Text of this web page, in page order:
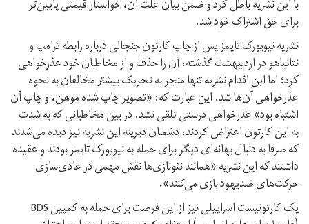
با این نشریه باطل کرد و ضمن بیان علت آن، خواستار قیمتی پایین‌تر
برای حق اشتراک خود شد.
نشریه نیویورک تایمز پس از چاپ کارتون جنجالی درباره رابطه ترامپ و
نتانیاهو در اردیبهشت‌ گذشته، آن را حذف و از مخاطبان خود عذرخواهی
کرد؛ اما این اقدام نشریه تنها منجر به تحریک بیشتر مخالفان به نحوه
عذرخواهی آن‌ها شد. این عبارت که: «تصویر چاپ شده موهن، و چاپ آن
اشتباه بود» عذرخواهی درستی تلقی نشد. در بین مخاطبانی که به شدت
به این کارتون اعتراض کردند، دشمنان دیرینه این نشریه نیز دیده می‌شدند
که صرفا به دنبال بهانه‌ای دیگر برای حمله به نیویورک تایمز بودند و عقیده
داشتند که این نشریه «همانند نئونازی‌ها نقش مهمی در عادی‌سازی
حرکت‌های ضدیهود بازی می‌کنند».
یک کارتونیست اسراییلی نیز از این فرصت برای حمله به کمپین BDS